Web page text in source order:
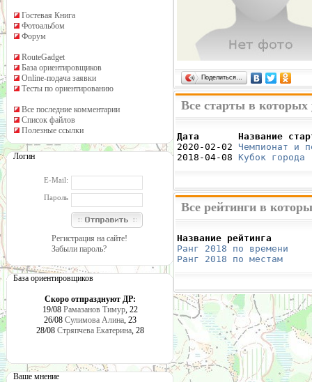
Гостевая Книга
Фотоальбом
Форум
RouteGadget
База ориентировщиков
Online-подача заявки
Тесты по ориентированию
Все последние комментарии
Список файлов
Полезные ссылки
Логин
E-Mail:
Пароль
Регистрация на сайте!
Забыли пароль?
База ориентировщиков
Скоро отпразднуют ДР:
19/08 Рамазанов Тимур, 22
26/08 Сулимова Алина, 23
28/08 Стряпчева Екатерина, 28
Ваше мнение
Поделиться…
Все старты в которых
Дата       Название
2020-02-02 Чемпионат и
2018-04-08 Кубок
Все рейтинги в
Название рейтинга
Ранг 2018 по времени
Ранг 2018 по местам